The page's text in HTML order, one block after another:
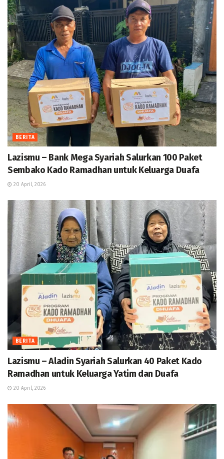
BERITA
Lazismu – Bank Mega Syariah Salurkan 100 Paket
Sembako Kado Ramadhan untuk Keluarga Duafa
20 April, 2026
BERITA
Lazismu – Aladin Syariah Salurkan 40 Paket Kado
Ramadhan untuk Keluarga Yatim dan Duafa
20 April, 2026